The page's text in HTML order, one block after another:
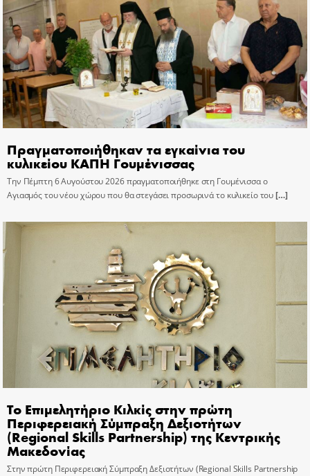
Πραγματοποιήθηκαν τα εγκαίνια του
κυλικείου ΚΑΠΗ Γουμένισσας
Την Πέμπτη 6 Αυγούστου 2026 πραγματοποιήθηκε στη Γουμένισσα ο
Αγιασμός του νέου χώρου που θα στεγάσει προσωρινά το κυλικείο του[…]
Το Επιμελητήριο Κιλκίς στην πρώτη
Περιφερειακή Σύμπραξη Δεξιοτήτων
(Regional Skills Partnership) της Κεντρικής
Μακεδονίας
Στην πρώτη Περιφερειακή Σύμπραξη Δεξιοτήτων (Regional Skills Partnership